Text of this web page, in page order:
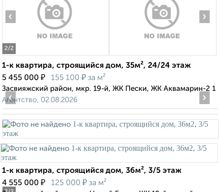
2/2
‹ ›
1-к квартира, строящийся дом, 35м², 24/24 этаж
5 455 000 ₽ 155 100 ₽ за м²
Засвияжский район, мкр. 19-й, ЖК Пески, ЖК Аквамарин-2 1
Агентство, 02.08.2026
‹ ›
1-к квартира, строящийся дом, 36м², 3/5 этаж
4 555 000 ₽ 125 000 ₽ за м²